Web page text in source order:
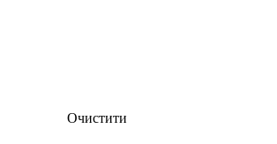
Очистити